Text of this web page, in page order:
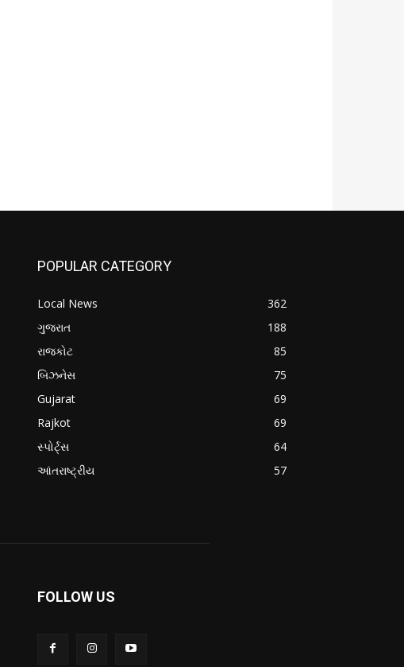
POPULAR CATEGORY
Local News
362
ગુજરાત
188
રાજકોટ
85
બિઝનેસ
75
Gujarat
69
Rajkot
69
સ્પોર્ટ્સ
64
આંતરાષ્ટ્રીય
57
FOLLOW US